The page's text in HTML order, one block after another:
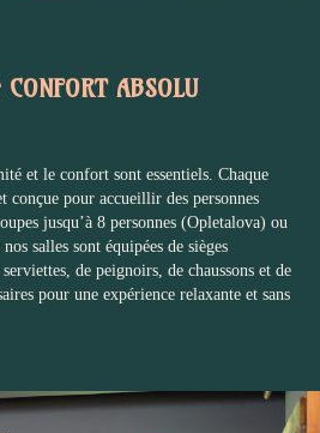
ABSOLU
et le confort sont essentiels. Chaque
conçue pour accueillir des personnes
jusqu’à 8 personnes (Opletalova) ou
salles sont équipées de sièges
de peignoirs, de chaussons et de
pour une expérience relaxante et sans